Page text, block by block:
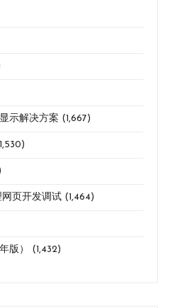
示解决方案 (1,667)
页开发调试 (1,464)
版） (1,432)